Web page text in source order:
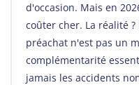
d'occasion. Mais en
coûter cher. La réalité
préachat n'est pas un
complémentarité
jamais les accidents